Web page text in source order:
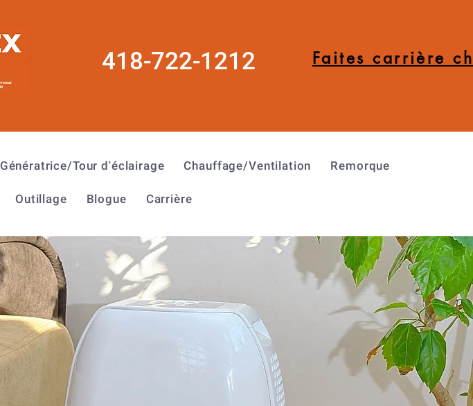
418-722-1212 Faites carrière
Génératrice/Tour d'éclairage Chauffage/Ventilation Remorque
Outillage Blogue Carrière